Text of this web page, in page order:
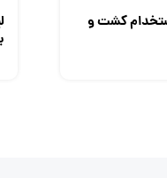
کشت و